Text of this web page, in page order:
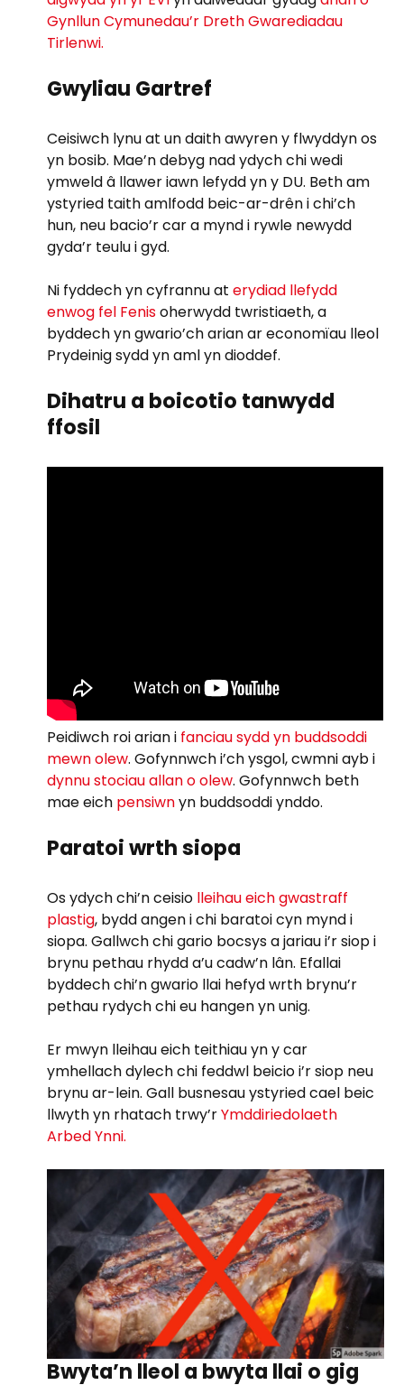
Gynllun Cymunedau’r Dreth Gwarediadau
Tirlenwi.
Gwyliau Gartref
Ceisiwch lynu at un daith awyren y flwyddyn os
yn bosib. Mae’n debyg nad ydych chi wedi
ymweld â llawer iawn lefydd yn y DU. Beth am
ystyried taith amlfodd beic-ar-drên i chi’ch
hun, neu bacio’r car a mynd i rywle newydd
gyda’r teulu i gyd.
Ni fyddech yn cyfrannu aterydiad llefydd
enwog fel Fenisoherwydd twristiaeth, a
byddech yn gwario’ch arian ar economïau lleol
Prydeinig sydd yn aml yn dioddef.
Dihatru a boicotio tanwydd
ffosil
Peidiwch roi arian i fanciau sydd yn buddsoddi
mewn olew. Gofynnwch i’ch ysgol, cwmni ayb i
dynnu stociau allan o olew. Gofynnwch beth
mae eich pensiwnyn buddsoddi ynddo.
Paratoi wrth siopa
Os ydych chi’n ceisio lleihau eich gwastraff
plastig, bydd angen i chi baratoi cyn mynd i
siopa. Gallwch chi gario bocsys a jariau i’r siop i
brynu pethau rhydd a’u cadw’n lân. Efallai
byddech chi’n gwario llai hefyd wrth brynu’r
pethau rydych chi eu hangen yn unig.
Er mwyn lleihau eich teithiau yn y car
ymhellach dylech chi feddwl beicio i’r siop neu
brynu ar-lein. Gall busnesau ystyried cael beic
llwyth yn rhatach trwy’rYmddiriedolaeth
Arbed Ynni.
Bwyta’n lleol a bwyta llai o gig